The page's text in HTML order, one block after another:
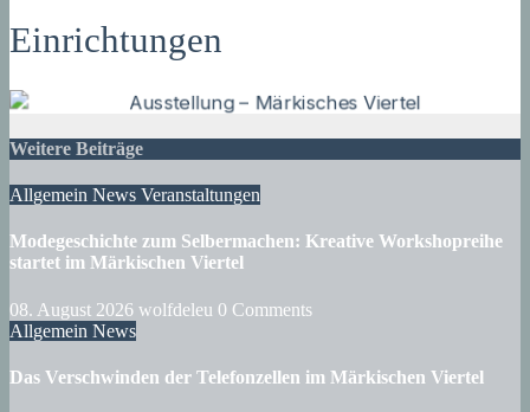
Einrichtungen
Weitere Beiträge
Allgemein News Veranstaltungen
Modegeschichte zum Selbermachen: Kreative Workshopreihe
startet im Märkischen Viertel
08. August 2026 wolfdeleu 0 Comments
Allgemein News
Das Verschwinden der Telefonzellen im Märkischen Viertel